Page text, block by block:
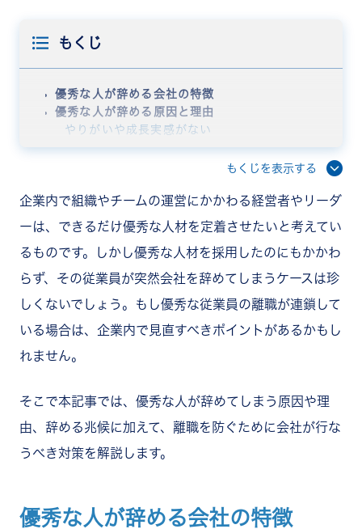
もくじ
優秀な人が辞める会社の特徴
優秀な人が辞める原因と理由
やりがいや成長実感がない
会社・組織の将来に不安を感じる
優秀な人が辞める兆候
出社態度が変化したとき
モチベーションや生産性が低下したとき
コミュニケーションが減ったとき
優秀な人が辞めるデメリット
生産性が低下する
採用や従業員の育成にコスト・時間がかかる
採用のミスマッチをなくす
成果に対して正しく評価する
従業員が成長できる機会を与える
もくじを表示する
企業内で組織やチームの運営にかかわる経営者やリーダ
ーは、できるだけ優秀な人材を定着させたいと考えてい
るものです。しかし優秀な人材を採用したのにもかかわ
らず、その従業員が突然会社を辞めてしまうケースは珍
しくないでしょう。もし優秀な従業員の離職が連鎖して
いる場合は、企業内で見直すべきポイントがあるかもし
れません。
そこで本記事では、優秀な人が辞めてしまう原因や理
由、辞める兆候に加えて、離職を防ぐために会社が行な
うべき対策を解説します。
優秀な人が辞める会社の特徴